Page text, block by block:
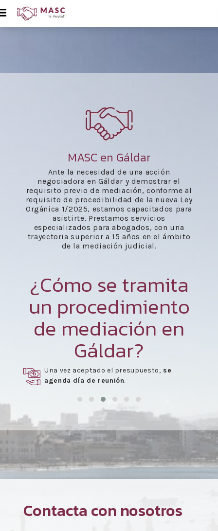
MASC en Gáldar
Ante la necesidad de una acción
negociadora en Gáldar y demostrar el
requisito previo de mediación, conforme al
requisito de procedibilidad de la nueva Ley
Orgánica 1/2025, estamos capacitados para
asistirte. Prestamos servicios
especializados para abogados, con una
trayectoria superior a 15 años en el ámbito
de la mediación judicial.
¿Cómo se tramita
un procedimiento
de mediación en
Gáldar?
Una vez aceptado el presupuesto, se
agenda día de reunión.
Contacta con nosotros